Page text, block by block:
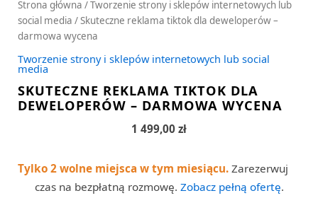
Strona główna /Tworzenie strony i sklepów internetowych lub
social media / Skuteczne reklama tiktok dla deweloperów –
darmowa wycena
Tworzenie strony i sklepów internetowych lub social
media
SKUTECZNE REKLAMA TIKTOK DLA
DEWELOPERÓW – DARMOWA WYCENA
1 499,00 zł
Tylko 2 wolne miejsca w tym miesiącu. Zarezerwuj
czas na bezpłatną rozmowę. Zobacz pełną ofertę.